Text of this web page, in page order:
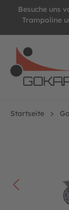
springen
Besuche uns
Trampoline
Startseite